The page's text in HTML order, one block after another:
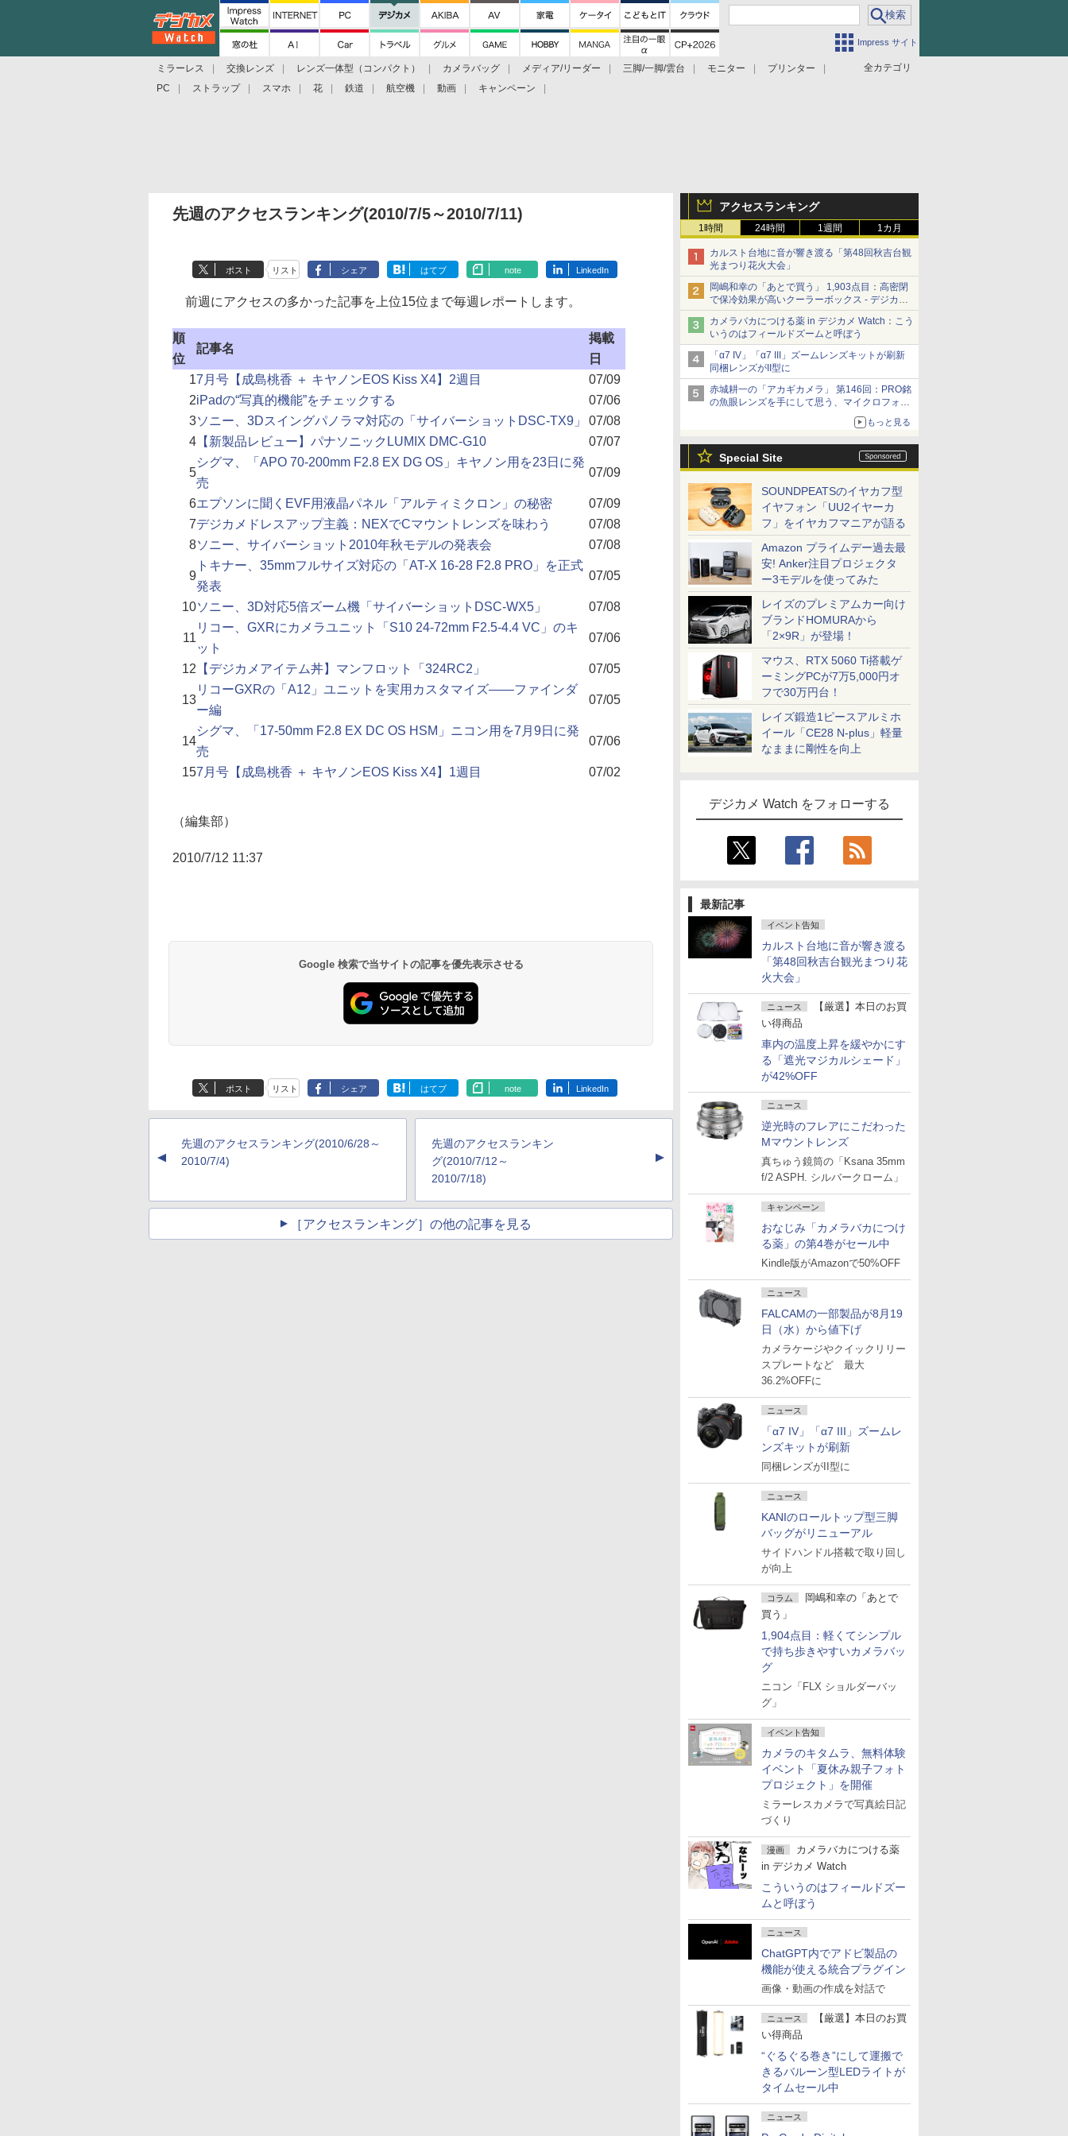
Impress サイト
全カテゴリ
ミラーレス 交換レンズ レンズ一体型（コンパクト） カメラバッグ メディア/リーダー 三脚/一脚/雲台 モニター
プリンター
PC
ストラップ スマホ 花 鉄道 航空機 動画 キャンペーン
アクセスランキング
1時間 24時間 1週間 1カ月
カルスト台地に音が響き渡る「第48回秋吉台観
光まつり花火大会」
岡嶋和幸の「あとで買う」 1,903点目：高密閉
で保冷効果が高いクーラーボックス - デジカメ
Watch
カメラバカにつける薬 in デジカメ Watch：こう
いうのはフィールドズームと呼ぼう
「α7 IV」「α7 III」ズームレンズキットが刷新
同梱レンズがII型に
赤城耕一の「アカギカメラ」 第146回：PRO銘
の魚眼レンズを手にして思う、マイクロフォー
もっと見る
Special Site
SOUNDPEATSのイヤカフ型
イヤフォン「UU2イヤーカ
フ」をイヤカフマニアが語る
Amazon プライムデー過去最
安! Anker注目プロジェクタ
ー3モデルを使ってみた
レイズのプレミアムカー向け
ブランドHOMURAから
「2×9R」が登場！
マウス、RTX 5060 Ti搭載ゲ
ーミングPCが7万5,000円オ
フで30万円台！
レイズ鍛造1ピースアルミホ
イール「CE28 N-plus」軽量
なままに剛性を向上
デジカメ Watch をフォローする
最新記事
イベント告知
カルスト台地に音が響き渡る
「第48回秋吉台観光まつり花
火大会」
ニュース
【厳選】本日のお買
い得商品
車内の温度上昇を緩やかにす
る「遮光マジカルシェード」
が42%OFF
ニュース
逆光時のフレアにこだわった
Mマウントレンズ
真ちゅう鏡筒の「Ksana 35mm
f/2 ASPH. シルバークローム」
キャンペーン
おなじみ「カメラバカにつけ
る薬」の第4巻がセール中
Kindle版がAmazonで50%OFF
ニュース
FALCAMの一部製品が8月19
日（水）から値下げ
カメラケージやクイックリリー
スプレートなど 最大
36.2%OFFに
ニュース
「α7 IV」「α7 III」ズームレ
ンズキットが刷新
同梱レンズがII型に
ニュース
KANIのロールトップ型三脚
バッグがリニューアル
サイドハンドル搭載で取り回し
が向上
コラム
岡嶋和幸の「あとで
買う」
1,904点目：軽くてシンプル
で持ち歩きやすいカメラバッ
グ
ニコン「FLX ショルダーバッ
グ」
イベント告知
カメラのキタムラ、無料体験
イベント「夏休み親子フォト
プロジェクト」を開催
ミラーレスカメラで写真絵日記
づくり
漫画
カメラバカにつける薬
in デジカメ Watch
こういうのはフィールドズー
ムと呼ぼう
ニュース
ChatGPT内でアドビ製品の
機能が使える統合プラグイン
画像・動画の作成を対話で
ニュース
【厳選】本日のお買
い得商品
“ぐるぐる巻き”にして運搬で
きるバルーン型LEDライトが
タイムセール中
ニュース
先週のアクセスランキング(2010/7/5～2010/7/11)
ポスト リスト シェア はてブ note LinkedIn
前週にアクセスの多かった記事を上位15位まで毎週レポートします。
順
位
記事名
掲載
日
17月号【成島桃香 ＋ キヤノンEOS Kiss X4】2週目
07/09
2iPadの“写真的機能”をチェックする
07/06
3ソニー、3Dスイングパノラマ対応の「サイバーショットDSC-TX9」
07/08
4 【新製品レビュー】パナソニックLUMIX DMC-G10 07/07
5
シグマ、「APO 70-200mm F2.8 EX DG OS」キヤノン用を23日に発
売
07/09
6エプソンに聞くEVF用液晶パネル「アルティミクロン」の秘密
07/09
7デジカメドレスアップ主義：NEXでCマウントレンズを味わう
07/08
8ソニー、サイバーショット2010年秋モデルの発表会 07/08
9
トキナー、35mmフルサイズ対応の「AT-X 16-28 F2.8 PRO」を正式
発表
07/05
10ソニー、3D対応5倍ズーム機「サイバーショットDSC-WX5」 07/08
11
リコー、GXRにカメラユニット「S10 24-72mm F2.5-4.4 VC」のキ
ット
07/06
12 【デジカメアイテム丼】マンフロット「324RC2」 07/05
13
リコーGXRの「A12」ユニットを実用カスタマイズ――ファインダ
ー編
07/05
14
シグマ、「17-50mm F2.8 EX DC OS HSM」ニコン用を7月9日に発
売
07/06
157月号【成島桃香 ＋ キヤノンEOS Kiss X4】1週目 07/02
（編集部）
2010/7/12 11:37
Google 検索で当サイトの記事を優先表示させる
ポスト リスト シェア はてブ note LinkedIn
▲
先週のアクセスランキング(2010/6/28～
2010/7/4)
先週のアクセスランキン
グ(2010/7/12～
2010/7/18)
▲
［アクセスランキング］の他の記事を見る